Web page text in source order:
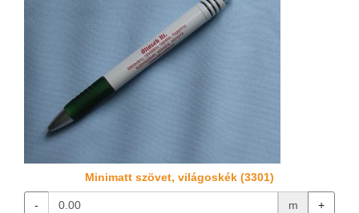
Minimatt szövet, világoskék (3301)
- m +